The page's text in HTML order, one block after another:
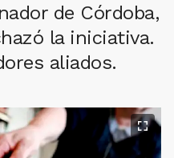
de Córdoba,
la iniciativa.
aliados.